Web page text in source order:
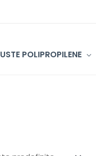
POLIPROPILENE